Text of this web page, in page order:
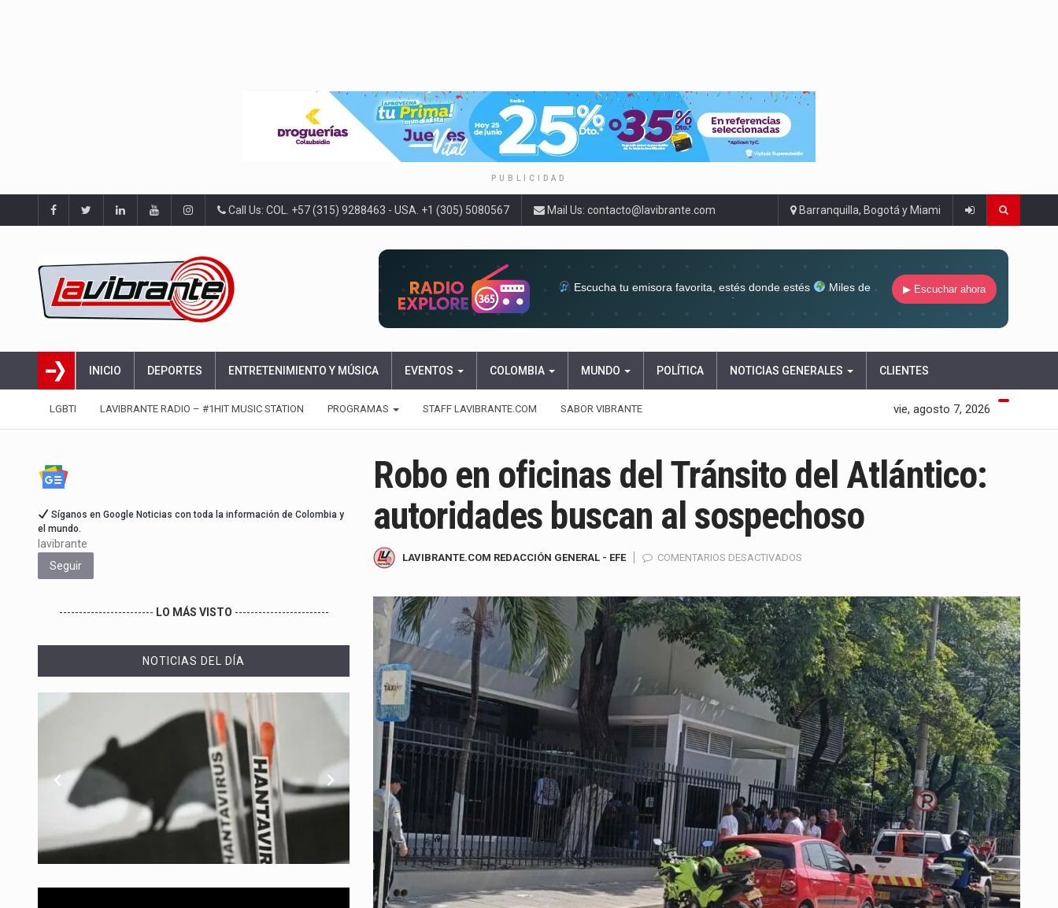
PUBLICIDAD
Call Us: COL. +57 (315) 9288463 - USA. +1 (305) 5080567 Mail Us: contacto@lavibrante.com Barranquilla, Bogotá y Miami
Escucha tu emisora favorita, estés donde estés
Miles de
▶ Escuchar ahora
INICIO DEPORTES ENTRETENIMIENTO Y MÚSICA EVENTOS COLOMBIA MUNDO POLÍTICA NOTICIAS GENERALES CLIENTES
LGBTI LAVIBRANTE RADIO – #1HIT MUSIC STATION PROGRAMAS STAFF LAVIBRANTE.COM SABOR VIBRANTE vie, agosto 7, 2026
Robo en oficinas del Tránsito del Atlántico:
autoridades buscan al sospechoso
LAVIBRANTE.COM REDACCIÓN GENERAL - EFE COMENTARIOS DESACTIVADOS
OFICINAS
DEL
TRÁNSITO
DEL
ATLÁNTICO:
AUTORIDADES
BUSCAN
AL
SOSPECHOSO
Síganos en Google Noticias con toda la información de Colombia y
el mundo.
lavibrante
Seguir
------------------------ LO MÁS VISTO ------------------------
NOTICIAS DEL DÍA